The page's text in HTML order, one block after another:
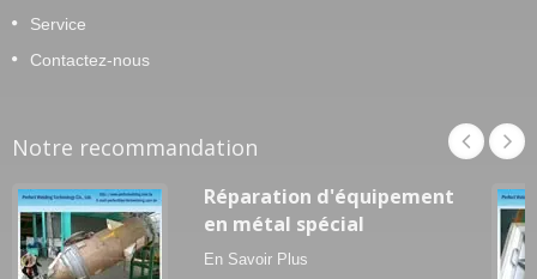
Service
Contactez-nous
Notre recommandation
Réparation d'équipement
en métal spécial
En Savoir Plus